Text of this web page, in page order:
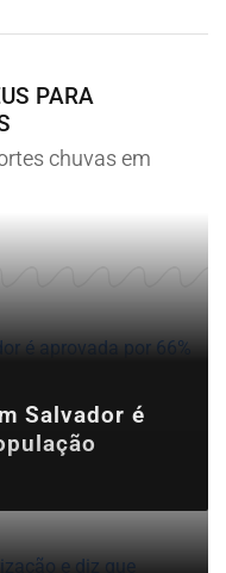
PARA
chuvas em
Salvador é